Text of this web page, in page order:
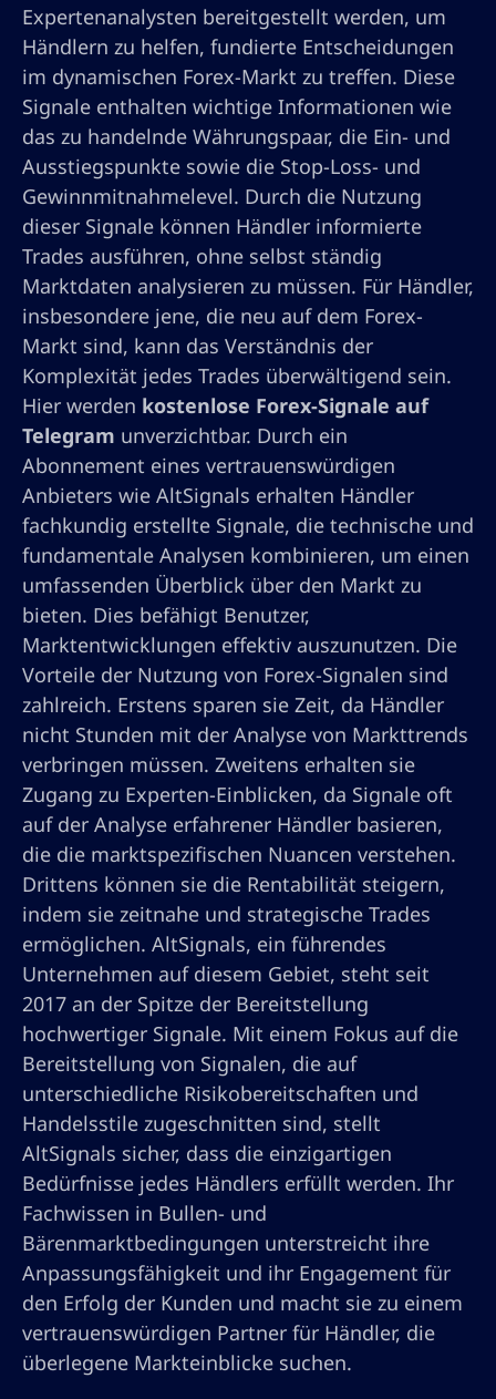
Expertenanalysten bereitgestellt werden, um
Händlern zu helfen, fundierte Entscheidungen
im dynamischen Forex-Markt zu treffen. Diese
Signale enthalten wichtige Informationen wie
das zu handelnde Währungspaar, die Ein- und
Ausstiegspunkte sowie die Stop-Loss- und
Gewinnmitnahmelevel. Durch die Nutzung
dieser Signale können Händler informierte
Trades ausführen, ohne selbst ständig
Marktdaten analysieren zu müssen. Für Händler,
insbesondere jene, die neu auf dem Forex-
Markt sind, kann das Verständnis der
Komplexität jedes Trades überwältigend sein.
Hier werden kostenlose Forex-Signale auf
Telegram unverzichtbar. Durch ein
Abonnement eines vertrauenswürdigen
Anbieters wie AltSignals erhalten Händler
fachkundig erstellte Signale, die technische und
fundamentale Analysen kombinieren, um einen
umfassenden Überblick über den Markt zu
bieten. Dies befähigt Benutzer,
Marktentwicklungen effektiv auszunutzen. Die
Vorteile der Nutzung von Forex-Signalen sind
zahlreich. Erstens sparen sie Zeit, da Händler
nicht Stunden mit der Analyse von Markttrends
verbringen müssen. Zweitens erhalten sie
Zugang zu Experten-Einblicken, da Signale oft
auf der Analyse erfahrener Händler basieren,
die die marktspezifischen Nuancen verstehen.
Drittens können sie die Rentabilität steigern,
indem sie zeitnahe und strategische Trades
ermöglichen. AltSignals, ein führendes
Unternehmen auf diesem Gebiet, steht seit
2017 an der Spitze der Bereitstellung
hochwertiger Signale. Mit einem Fokus auf die
Bereitstellung von Signalen, die auf
unterschiedliche Risikobereitschaften und
Handelsstile zugeschnitten sind, stellt
AltSignals sicher, dass die einzigartigen
Bedürfnisse jedes Händlers erfüllt werden. Ihr
Fachwissen in Bullen- und
Bärenmarktbedingungen unterstreicht ihre
Anpassungsfähigkeit und ihr Engagement für
den Erfolg der Kunden und macht sie zu einem
vertrauenswürdigen Partner für Händler, die
überlegene Markteinblicke suchen.